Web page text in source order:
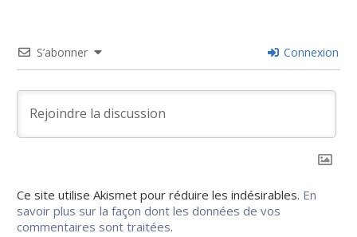
S’abonner Connexion
Ce site utilise Akismet pour réduire les indésirables. En
savoir plus sur la façon dont les données de vos
commentaires sont traitées.